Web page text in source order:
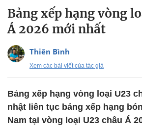
Bảng xếp hạng vòng
Á 2026 mới nhất
Thiên Bình
Xem các bài viết của tác giả
Bảng xếp hạng vòng loại U23
nhật liên tục bảng xếp hạng
Nam tại vòng loại U23 châu Á